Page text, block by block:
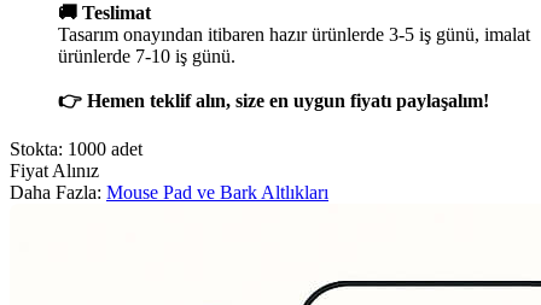
🚚 Teslimat
Tasarım onayından itibaren hazır ürünlerde 3-5 iş günü, imalat
ürünlerde 7-10 iş günü.
👉 Hemen teklif alın, size en uygun fiyatı paylaşalım!
Stokta: 1000 adet
Fiyat Alınız
Daha Fazla: Mouse Pad ve Bark Altlıkları